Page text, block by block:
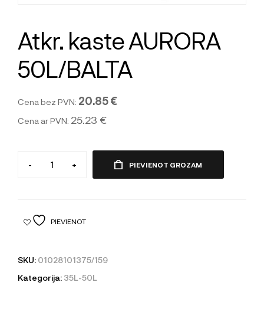
Atkr. kaste AURORA
50L/BALTA
Cena bez PVN: 20.85 €
Cena ar PVN: 25.23 €
- + PIEVIENOT GROZAM
PIEVIENOT
SKU: 01028101375/159
Kategorija: 35L-50L